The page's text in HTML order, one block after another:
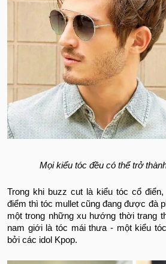
Mọi kiểu tóc đều có thể trở
Trong khi buzz cut là kiểu tóc cổ
điểm thì tóc mullet cũng đang được đà
một trong những xu hướng thời trang
nam giới là tóc mái thưa - một kiểu
bởi các idol Kpop.